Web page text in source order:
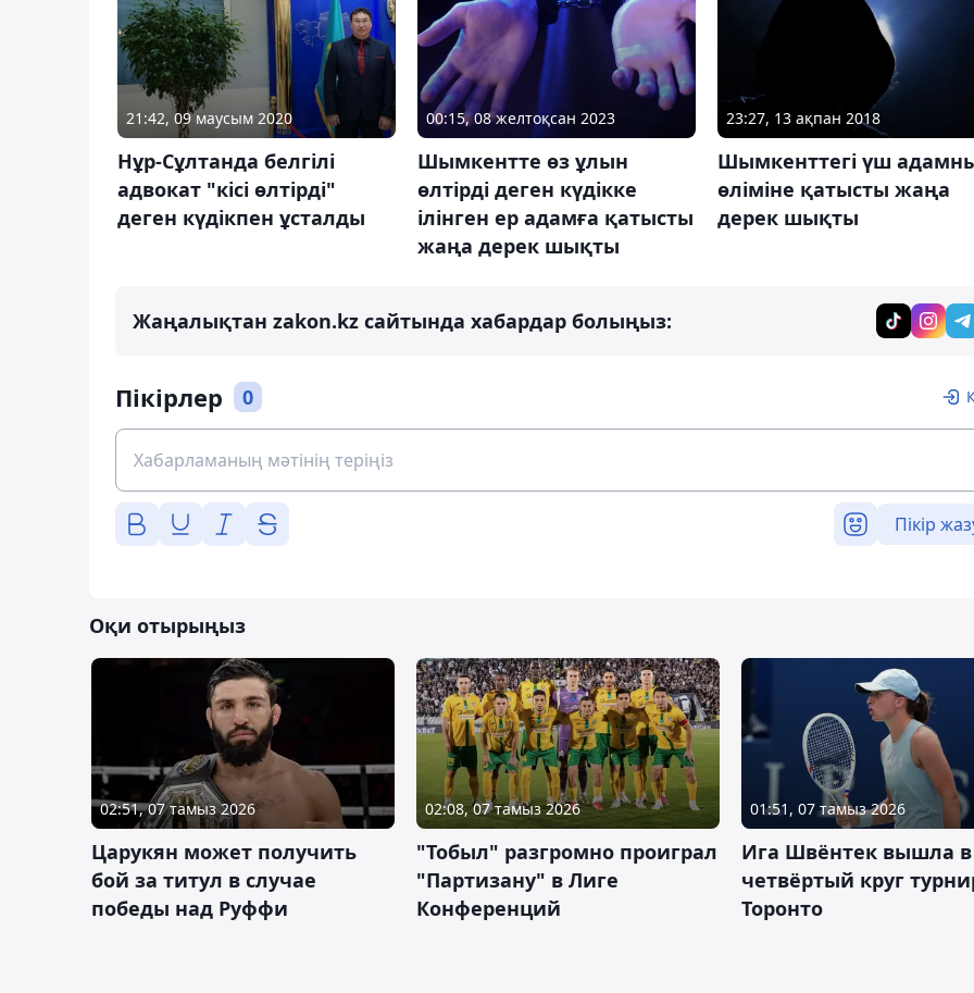
21:42, 09 маусым 2020
Нұр-Сұлтанда белгілі
адвокат "кісі өлтірді"
деген күдікпен ұсталды
00:15, 08 желтоқсан 2023
Шымкентте өз ұлын
өлтірді деген күдікке
ілінген ер адамға қатысты
жаңа дерек шықты
23:27, 13 ақпан 2018
Шымкенттегі үш
өліміне қатысты жаңа
дерек шықты
Жаңалықтан zakon.kz сайтында хабардар болыңыз:
Пікірлер 0
Пікір
Оқи отырыңыз
02:51, 07 тамыз 2026
Царукян может получить
бой за титул в случае
победы над Руффи
02:08, 07 тамыз 2026
"Тобыл" разгромно проиграл
"Партизану" в Лиге
Конференций
01:51, 07 тамыз 2026
Ига Швёнтек вышла в
четвёртый круг
Торонто